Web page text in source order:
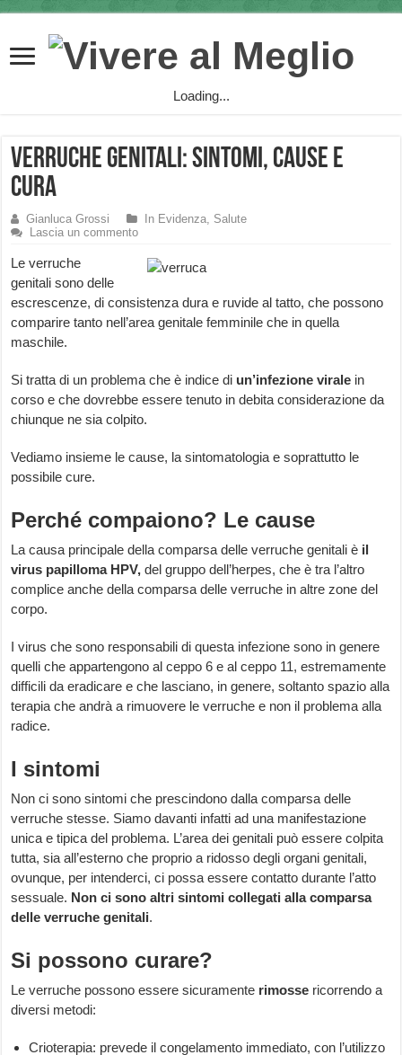
Loading...
Verruche Genitali: sintomi, cause e
cura
Gianluca Grossi In Evidenza, Salute
Lascia un commento
Le verruche
genitali sono delle
escrescenze, di consistenza dura e ruvide al tatto, che possono
comparire tanto nell’area genitale femminile che in quella
maschile.
Si tratta di un problema che è indice di un’infezione virale in
corso e che dovrebbe essere tenuto in debita considerazione da
chiunque ne sia colpito.
Vediamo insieme le cause, la sintomatologia e soprattutto le
possibile cure.
Perché compaiono? Le cause
La causa principale della comparsa delle verruche genitali è il
virus papilloma HPV, del gruppo dell’herpes, che è tra l’altro
complice anche della comparsa delle verruche in altre zone del
corpo.
I virus che sono responsabili di questa infezione sono in genere
quelli che appartengono al ceppo 6 e al ceppo 11, estremamente
difficili da eradicare e che lasciano, in genere, soltanto spazio alla
terapia che andrà a rimuovere le verruche e non il problema alla
radice.
I sintomi
Non ci sono sintomi che prescindono dalla comparsa delle
verruche stesse. Siamo davanti infatti ad una manifestazione
unica e tipica del problema. L’area dei genitali può essere colpita
tutta, sia all’esterno che proprio a ridosso degli organi genitali,
ovunque, per intenderci, ci possa essere contatto durante l’atto
sessuale. Non ci sono altri sintomi collegati alla comparsa
delle verruche genitali.
Si possono curare?
Le verruche possono essere sicuramente rimosse ricorrendo a
diversi metodi:
Crioterapia: prevede il congelamento immediato, con l’utilizzo